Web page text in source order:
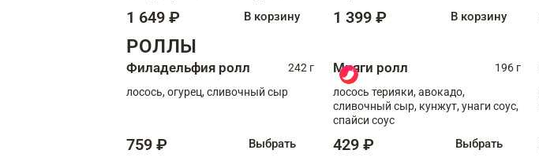
1 649 ₽ В корзину 1 399 ₽ В корзину
РОЛЛЫ
Филадельфия ролл
242 г
лосось, огурец, сливочный сыр
759 ₽ Выбрать
Мияги ролл
196 г
лосось терияки, авокадо,
сливочный сыр, кунжут, унаги соус,
спайси соус
429 ₽ Выбрать